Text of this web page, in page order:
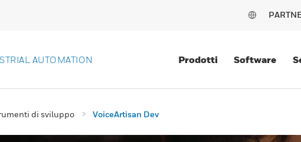
AUTOMATION Prodotti Software
di sviluppo VoiceArtisan Dev